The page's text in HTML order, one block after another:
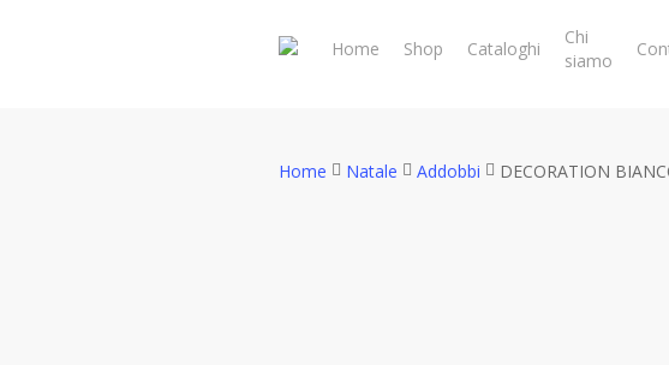
Home Shop Cataloghi
Chi
siamo
Home Natale Addobbi DECORATION